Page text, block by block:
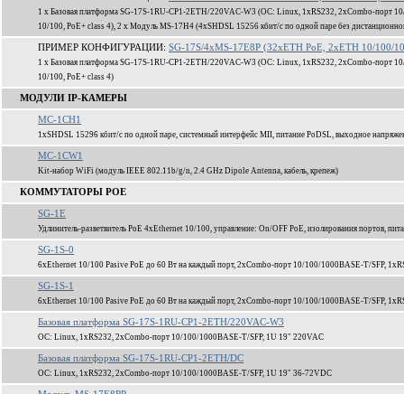
1 x Базовая платформа SG-17S-1RU-CP1-2ETH/220VAC-W3 (ОС: Linux, 1xRS232, 2xCombo-порт
10/100, PoE+ class 4), 2 x Модуль MS-17H4 (4xSHDSL 15256 кбит/c по одной паре без
ПРИМЕР КОНФИГУРАЦИИ: SG-17S/4xMS-17E8P (32xETH PoE, 2xETH 10/100/
1 x Базовая платформа SG-17S-1RU-CP1-2ETH/220VAC-W3 (ОС: Linux, 1xRS232, 2xCombo-порт
10/100, PoE+ class 4)
МОДУЛИ IP-КАМЕРЫ
MC-1CH1
1xSHDSL 15296 кбит/c по одной паре, системный интерфейс MII, питание PoDSL, выходное
MC-1CW1
Kit-набор WiFi (модуль IEEE 802.11b/g/n, 2.4 GHz Dipole Antenna, кабель, крепеж)
КОММУТАТОРЫ POE
SG-1E
Удлинитель-разветвитель PoE 4xEthernet 10/100, управление: On/OFF PoE, изолирования портов,
SG-1S-0
6xEthernet 10/100 Pasive PoE до 60 Вт на каждый порт, 2xCombo-порт 10/100/1000BASE-T/SFP,
SG-1S-1
6xEthernet 10/100 Pasive PoE до 60 Вт на каждый порт, 2xCombo-порт 10/100/1000BASE-T/SFP,
Базовая платформа SG-17S-1RU-CP1-2ETH/220VAC-W3
ОС: Linux, 1xRS232, 2xCombo-порт 10/100/1000BASE-T/SFP, 1U 19" 220VAC
Базовая платформа SG-17S-1RU-CP1-2ETH/DC
ОС: Linux, 1xRS232, 2xCombo-порт 10/100/1000BASE-T/SFP, 1U 19" 36-72VDC